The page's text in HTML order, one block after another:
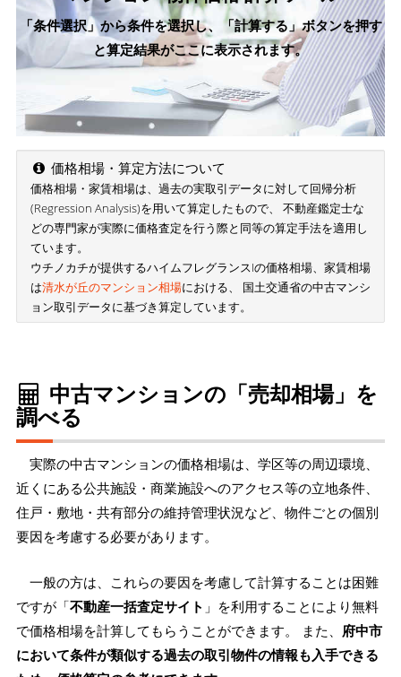
「条件選択」から条件を選択し、「計算する」ボタンを押す
と算定結果がここに表示されます。
価格相場・算定方法について
価格相場・家賃相場は、過去の実取引データに対して回帰分析
(Regression Analysis)を用いて算定したもので、 不動産鑑定士な
どの専門家が実際に価格査定を行う際と同等の算定手法を適用し
ています。
ウチノカチが提供するハイムフレグランスIの価格相場、家賃相場
は清水が丘のマンション相場における、 国土交通省の中古マンシ
ョン取引データに基づき算定しています。
中古マンションの「売却相場」を
調べる
実際の中古マンションの価格相場は、学区等の周辺環境、
近くにある公共施設・商業施設へのアクセス等の立地条件、
住戸・敷地・共有部分の維持管理状況など、物件ごとの個別
要因を考慮する必要があります。
一般の方は、これらの要因を考慮して計算することは困難
ですが「不動産一括査定サイト 」を利用することにより無料
で価格相場を計算してもらうことができます。 また、 府中市
において条件が類似する過去の取引物件の情報も入手できる